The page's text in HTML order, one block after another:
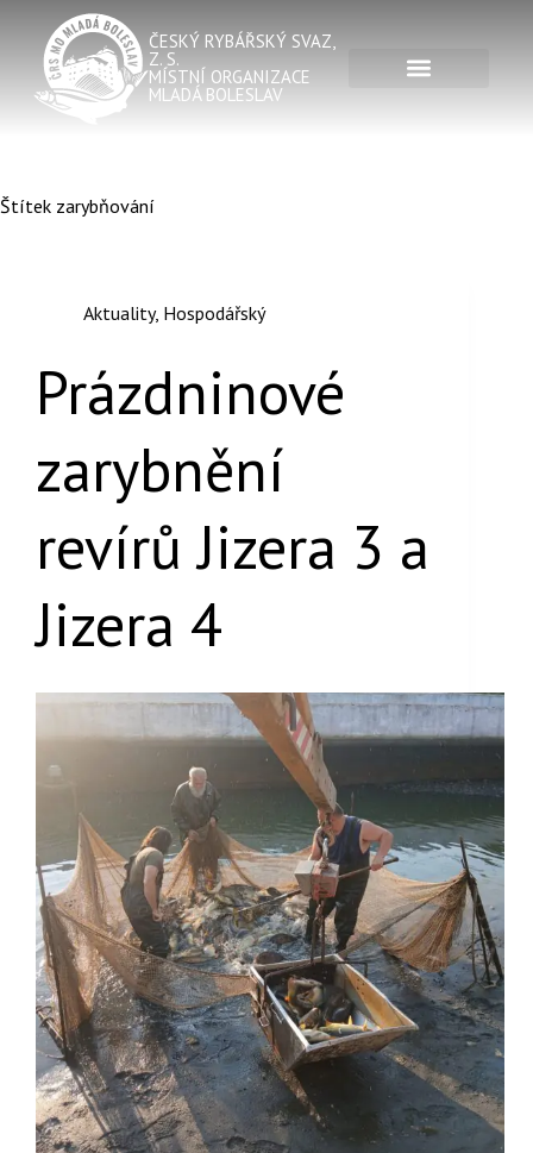
ČESKÝ RYBÁŘSKÝ SVAZ,
Z. S.
MÍSTNÍ ORGANIZACE
MLADÁ BOLESLAV
Štítek zarybňování
Aktuality, Hospodářský
Prázdninové
zarybnění
revírů Jizera 3 a
Jizera 4